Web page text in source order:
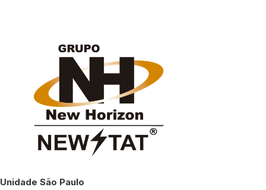
Unidade São Paulo